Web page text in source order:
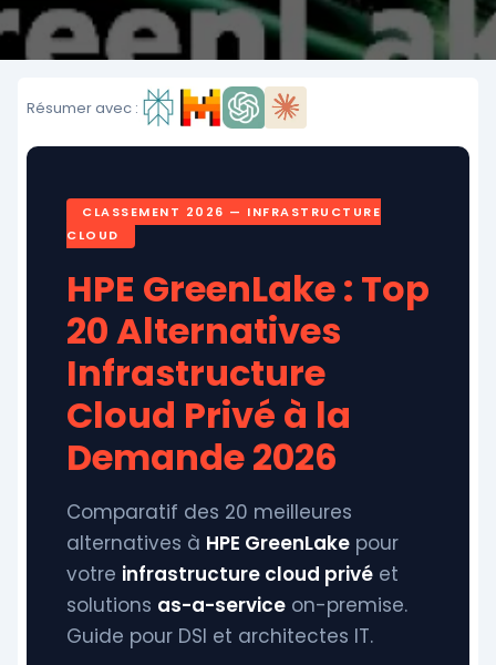
Résumer avec :
CLASSEMENT 2026 — INFRASTRUCTURE
CLOUD
HPE GreenLake : Top
20 Alternatives
Infrastructure
Cloud Privé à la
Demande 2026
Comparatif des 20 meilleures
alternatives à HPE GreenLake pour
votre infrastructure cloud privé et
solutions as-a-service on-premise.
Guide pour DSI et architectes IT.